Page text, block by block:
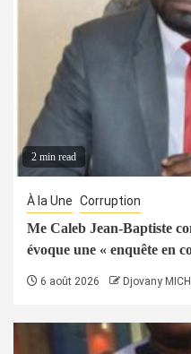
2 min read
À la Une Corruption
Me Caleb Jean-Baptiste
évoque une « enquête en
6 août 2026 Djovany